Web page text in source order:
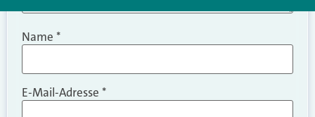
Name *
E-Mail-Adresse *